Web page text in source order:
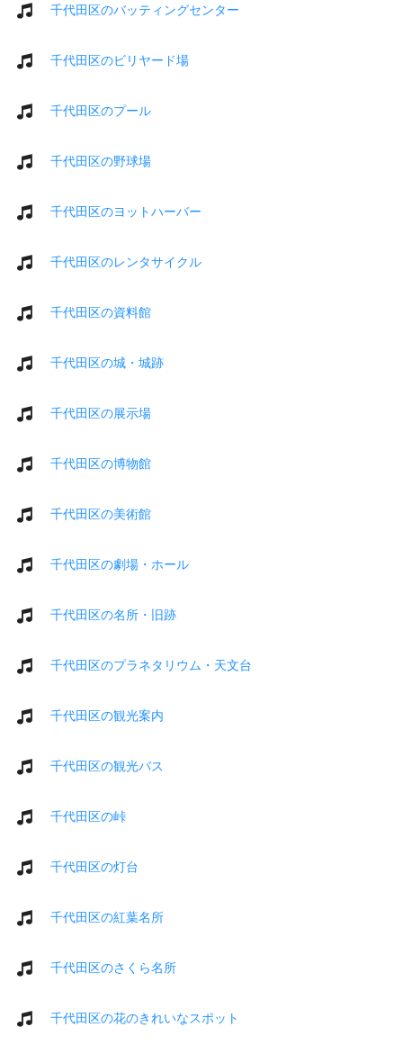
千代田区のバッティングセンター
千代田区のビリヤード場
千代田区のプール
千代田区の野球場
千代田区のヨットハーバー
千代田区のレンタサイクル
千代田区の資料館
千代田区の城・城跡
千代田区の展示場
千代田区の博物館
千代田区の美術館
千代田区の劇場・ホール
千代田区の名所・旧跡
千代田区のプラネタリウム・天文台
千代田区の観光案内
千代田区の観光バス
千代田区の峠
千代田区の灯台
千代田区の紅葉名所
千代田区のさくら名所
千代田区の花のきれいなスポット